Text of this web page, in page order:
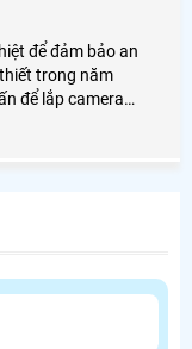
để đảm bảo an
trong năm
để lắp camera